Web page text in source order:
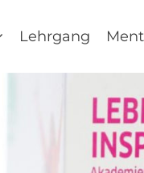
Lehrgang